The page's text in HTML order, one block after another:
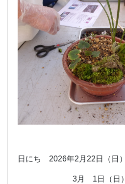
日にち 2026年2月22日（日）
3月 1日（日）